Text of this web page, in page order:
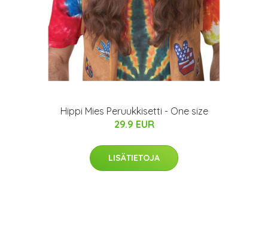
Hippi Mies Peruukkisetti - One size
29.9 EUR
LISÄTIETOJA